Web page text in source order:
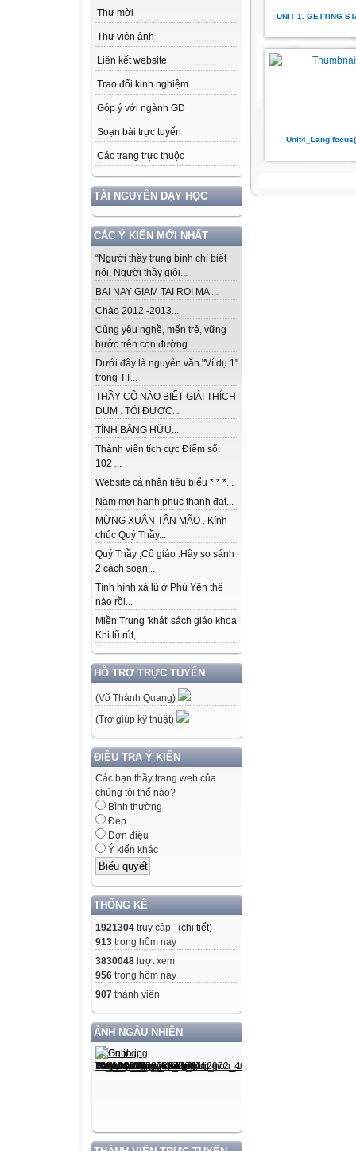
Thư mời
Thư viện ảnh
Liên kết website
Trao đổi kinh nghiệm
Góp ý với ngành GD
Soạn bài trực tuyến
Các trang trực thuộc
TÀI NGUYÊN DẠY HỌC
CÁC Ý KIẾN MỚI NHẤT
“Người thầy trung bình chỉ biết
nói, Người thầy giỏi...
BAI NAY GIAM TAI ROI MA ...
Chào 2012 -2013...
Cùng yêu nghề, mến trẻ, vững
bước trên con đường...
Dưới đây là nguyên văn "Ví dụ 1"
trong TT...
THẦY CÔ NÀO BIẾT GIẢI THÍCH
DÙM : TÔI ĐƯỢC...
TÌNH BẰNG HỮU...
Thành viên tích cực Điểm số:
102 ...
Website cá nhân tiêu biểu * * *...
Năm mơi hanh phuc thanh đat...
MỪNG XUÂN TÂN MÃO . Kính
chúc Quý Thầy...
Quý Thầy ,Cô giáo .Hãy so sánh
2 cách soạn...
Tình hình xả lũ ở Phú Yên thế
nào rồi...
Miền Trung 'khát' sách giáo khoa
Khi lũ rút,...
HỖ TRỢ TRỰC TUYẾN
(Võ Thành Quang)
(Trợ giúp kỹ thuật)
ĐIỀU TRA Ý KIẾN
Các bạn thầy trang web của
chúng tôi thế nào?
Bình thường
Đẹp
Đơn điệu
Ý kiến khác
THỐNG KÊ
1921304 truy cập (chi tiết)
913 trong hôm nay
3830048 lượt xem
956 trong hôm nay
907 thành viên
ẢNH NGẪU NHIÊN
UNIT 1. GETTING
Unit4_Lang focus(